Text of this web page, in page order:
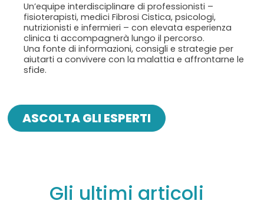
Un’equipe interdisciplinare di professionisti –
fisioterapisti, medici Fibrosi Cistica, psicologi,
nutrizionisti e infermieri – con elevata esperienza
clinica ti accompagnerà lungo il percorso.
Una fonte di informazioni, consigli e strategie per
aiutarti a convivere con la malattia e affrontarne le
sfide.
ASCOLTA GLI ESPERTI
Gli ultimi articoli